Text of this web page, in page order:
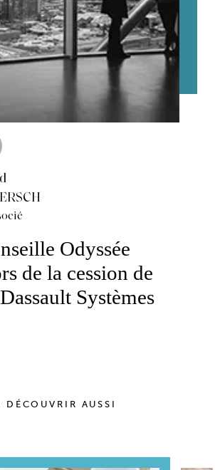
Odyssée
de la cession de
Systèmes
DÉCOUVRIR AUSSI